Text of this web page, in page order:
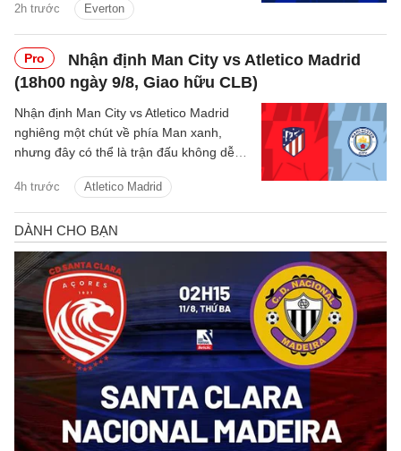
2h trước Everton
Pro
Nhận định Man City vs Atletico Madrid
(18h00 ngày 9/8, Giao hữu CLB)
4h trước Atletico Madrid
Nhận định Man City vs Atletico Madrid
nghiêng một chút về phía Man xanh,
nhưng đây có thể là trận đấu không dễ